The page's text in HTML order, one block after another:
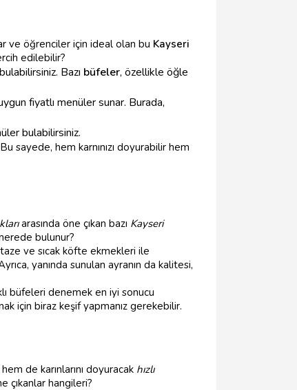
ve öğrenciler için ideal olan bu Kayseri
edilebilir?
Bazı büfeler, özellikle öğle
fiyatlı menüler sunar. Burada,
bulabilirsiniz.
sayede, hem karnınızı doyurabilir hem
arasında öne çıkan bazı Kayseri
bulunur?
ve sıcak köfte ekmekleri ile
yanında sunulan ayranın da kalitesi,
büfeleri denemek en iyi sonucu
için biraz keşif yapmanız gerekebilir.
de karınlarını doyuracak hızlı
çıkanlar hangileri?